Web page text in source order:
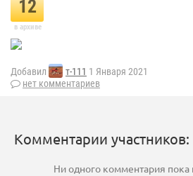
12
в архиве
Добавил т-111 1 Января 2021
нет комментариев
Комментарии участников:
Ни одного комментария пока